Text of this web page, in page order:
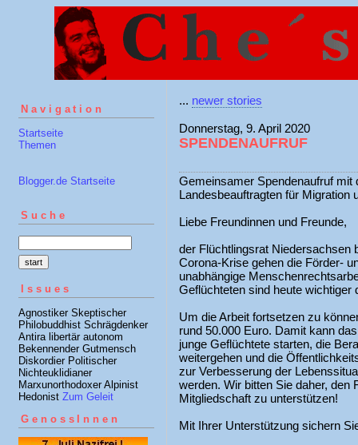
Navigation
Startseite
Themen
Blogger.de Startseite
Suche
Issues
Agnostiker Skeptischer
Philobuddhist Schrägdenker
Antira libertär autonom
Bekennender Gutmensch
Diskordier Politischer
Nichteuklidianer
Marxunorthodoxer Alpinist
Hedonist Zum Geleit
GenossInnen
... newer stories
Donnerstag, 9. April 2020
SPENDENAUFRUF
Gemeinsamer Spendenaufruf mit
Landesbeauftragten für Migration
Liebe Freundinnen und Freunde,
der Flüchtlingsrat Niedersachsen
Corona-Krise gehen die Förder-
unabhängige
Geflüchteten sind heute wichtiger
Um die Arbeit fortsetzen zu
rund 50.000 Euro. Damit kann
junge Geflüchtete starten, die
weitergehen und die
zur Verbesserung der
werden. Wir bitten Sie daher, den
Mitgliedschaft zu unterstützen!
Mit Ihrer Unterstützung sichern